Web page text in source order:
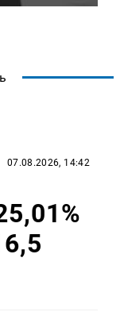
07.08.2026, 14:42